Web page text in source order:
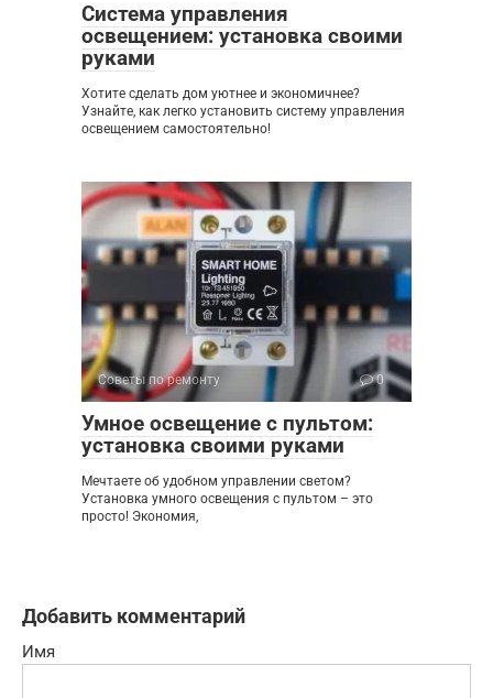
Система управления
освещением: установка своими
руками
Хотите сделать дом уютнее и экономичнее?
Узнайте, как легко установить систему управления
освещением самостоятельно!
Советы по ремонту 0
Умное освещение с пультом:
установка своими руками
Мечтаете об удобном управлении светом?
Установка умного освещения с пультом – это
просто! Экономия,
Добавить комментарий
Имя